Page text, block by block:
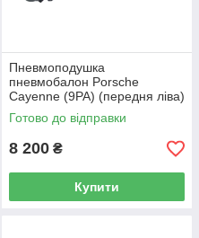
Пневмоподушка
пневмобалон Porsche
Cayenne (9PA) (передня ліва)
Готово до відправки
8 200 ₴
Купити